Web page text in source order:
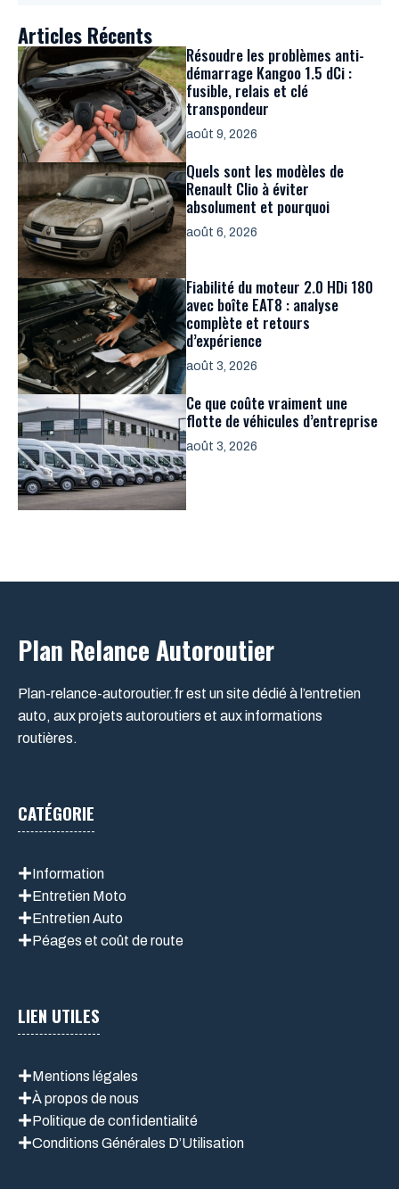
Articles Récents
Résoudre les problèmes anti-
démarrage Kangoo 1.5 dCi :
fusible, relais et clé
transpondeur
août 9, 2026
Quels sont les modèles de
Renault Clio à éviter
absolument et pourquoi
août 6, 2026
Fiabilité du moteur 2.0 HDi 180
avec boîte EAT8 : analyse
complète et retours
d’expérience
août 3, 2026
Ce que coûte vraiment une
flotte de véhicules d’entreprise
août 3, 2026
Plan Relance Autoroutier
Plan-relance-autoroutier.fr est un site dédié à l’entretien
auto, aux projets autoroutiers et aux informations
routières.
CATÉGORIE
Information
Entretien Moto
Entretien Auto
Péages et coût de route
LIEN UTILES
Mentions légales
À propos de nous
Politique de confidentialité
Conditions Générales D’Utilisation